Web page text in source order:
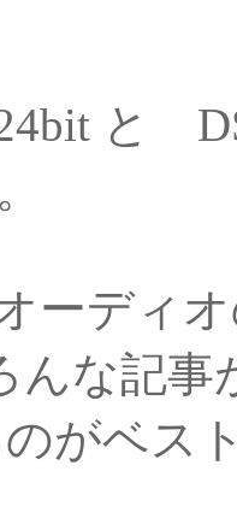
と
ーディ
んな記
がベス